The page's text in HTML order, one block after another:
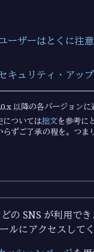
ーザーはとくに注
キュリティ・アッ
以降の各バージョン
については拙文を参考に
ずご了承の程を。つ
の SNS が利用で
ルにアクセスしてく